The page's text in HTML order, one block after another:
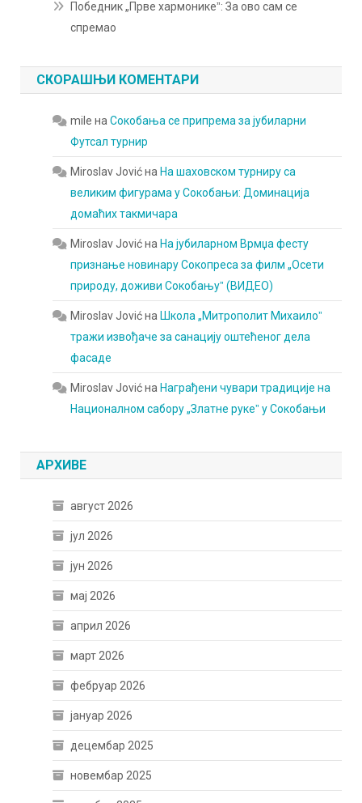
Победник „Прве хармоникеˮ: За ово сам се
спремао
СКОРАШЊИ КОМЕНТАРИ
mile наСокобања се припрема за јубиларни
Футсал турнир
Miroslav Jovićна На шаховском турниру са
великим фигурама у Сокобањи: Доминација
домаћих такмичара
Miroslav Jovićна На јубиларном Врмџа фесту
признање новинару Сокопреса за филм „Осети
природу, доживи Сокобањуˮ (ВИДЕО)
Miroslav Jovićна Школа „Митрополит Михаилоˮ
тражи извођаче за санацију оштећеног дела
фасаде
Miroslav Jovićна Награђени чувари традиције на
Националном сабору „Златне рукеˮ у Сокобањи
АРХИВЕ
август 2026
јул 2026
јун 2026
мај 2026
април 2026
март 2026
фебруар 2026
јануар 2026
децембар 2025
новембар 2025